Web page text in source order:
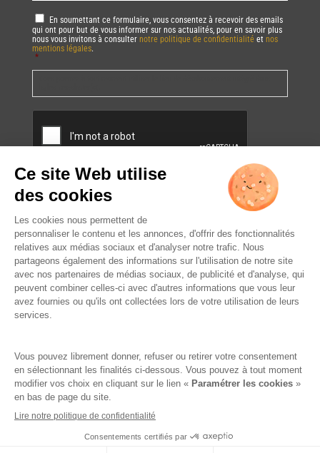
RGPD *
En soumettant ce formulaire, vous consentez à recevoir des emails
qui ont pour but de vous informer sur nos actualités, pour en savoir plus
nous vous invitons à consulter notre politique de confidentialité et nos
mentions légales.
*
MODÉRATION.
Famille Lafage
RGPD – Politique de confidentialité